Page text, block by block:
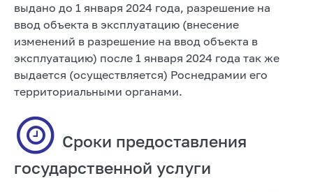
выдано до 1 января 2024 года, разрешение на
ввод объекта в эксплуатацию (внесение
изменений в разрешение на ввод объекта в
эксплуатацию) после 1 января 2024 года так же
выдается (осуществляется) Роснедрамии его
территориальными органами.
Сроки предоставления
государственной услуги